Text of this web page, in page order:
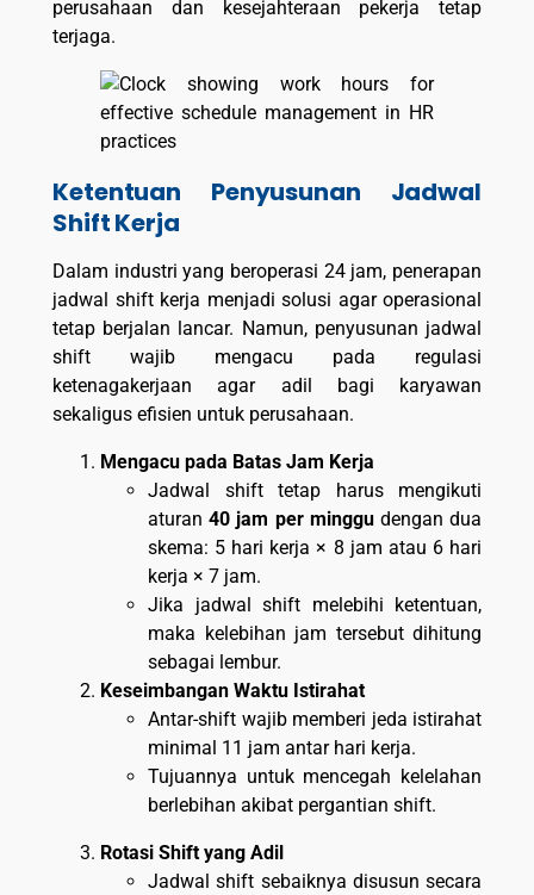
perusahaan dan kesejahteraan pekerja tetap
terjaga.
Ketentuan Penyusunan Jadwal
Shift Kerja
Dalam industri yang beroperasi 24 jam, penerapan
jadwal shift kerja menjadi solusi agar operasional
tetap berjalan lancar. Namun, penyusunan jadwal
shift wajib mengacu pada regulasi
ketenagakerjaan agar adil bagi karyawan
sekaligus efisien untuk perusahaan.
Mengacu pada Batas Jam Kerja
Jadwal shift tetap harus mengikuti
aturan40 jam per minggudengan dua
skema: 5 hari kerja × 8 jam atau 6 hari
kerja × 7 jam.
Jika jadwal shift melebihi ketentuan,
maka kelebihan jam tersebut dihitung
sebagai lembur.
Keseimbangan Waktu Istirahat
Antar-shift wajib memberi jeda istirahat
minimal 11 jam antar hari kerja.
Tujuannya untuk mencegah kelelahan
berlebihan akibat pergantian shift.
Rotasi Shift yang Adil
Jadwal shift sebaiknya disusun secara